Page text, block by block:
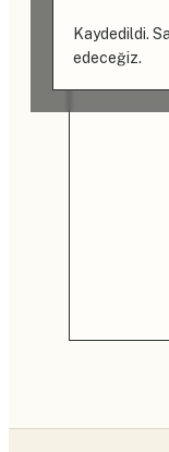
Kaydedildi.
edeceğiz.